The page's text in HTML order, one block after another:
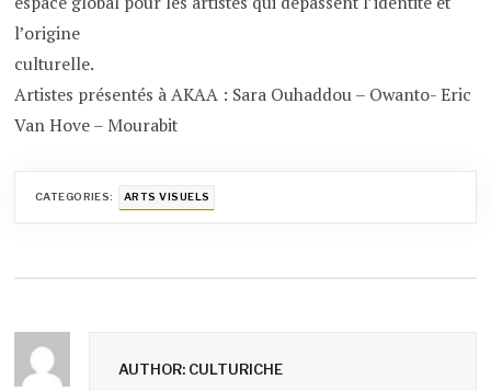
l’origine
culturelle.
Artistes présentés à AKAA : Sara Ouhaddou – Owanto- Eric
Van Hove – Mourabit
CATEGORIES: ARTS VISUELS
AUTHOR: CULTURICHE